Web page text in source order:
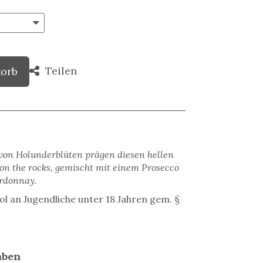
Teilen
Holunderblüten prägen diesen hellen
the rocks, gemischt mit einem Prosecco
an Jugendliche unter 18 Jahren gem. §